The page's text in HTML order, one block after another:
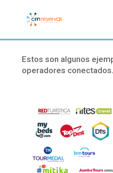
Estos son algunos
operadores conectados.